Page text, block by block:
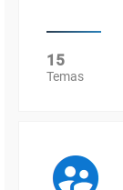
15
Temas